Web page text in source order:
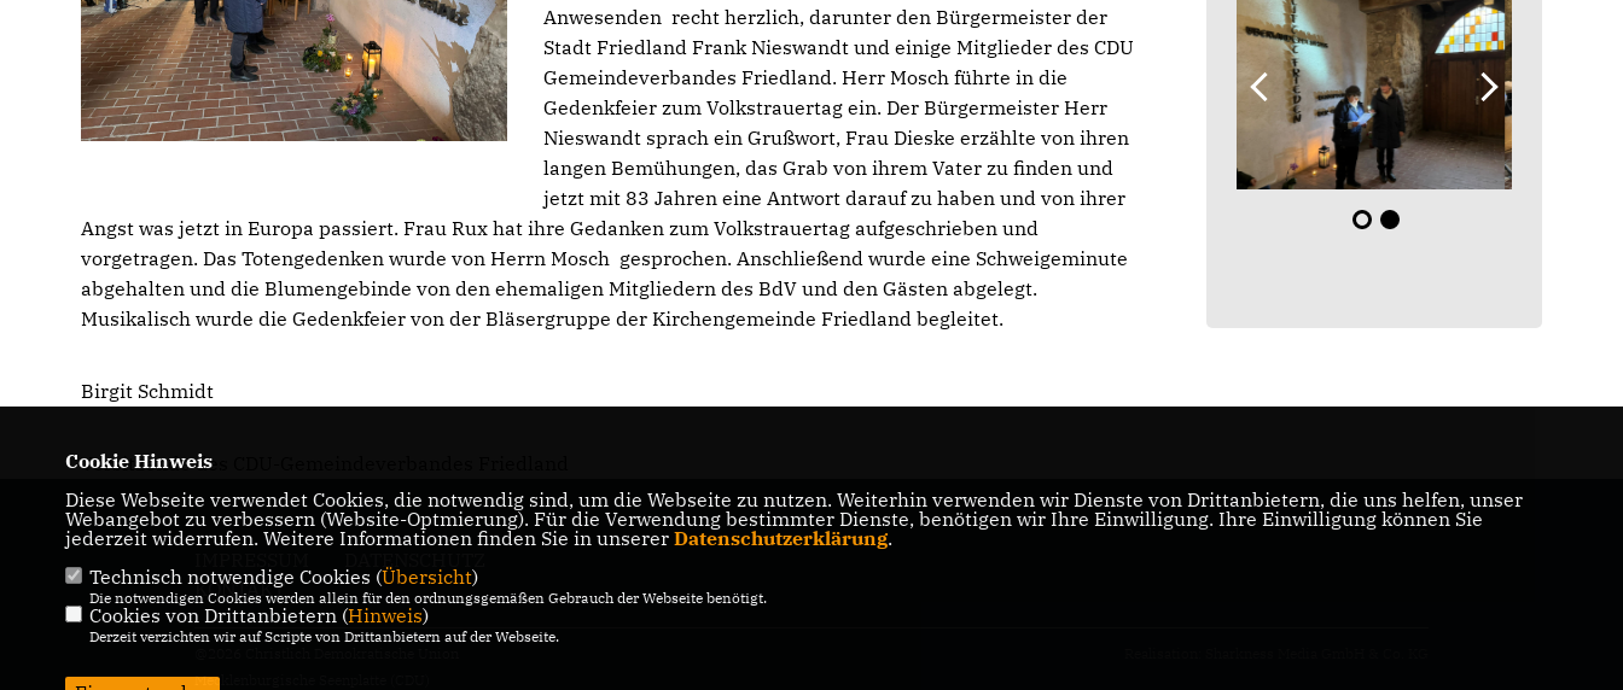
Anwesenden recht herzlich, darunter den Bürgermeister der
Stadt Friedland Frank Nieswandt und einige Mitglieder des CDU
Gemeindeverbandes Friedland. Herr Mosch führte in die
Gedenkfeier zum Volkstrauertag ein. Der Bürgermeister Herr
Nieswandt sprach ein Grußwort, Frau Dieske erzählte von ihren
langen Bemühungen, das Grab von ihrem Vater zu finden und
jetzt mit 83 Jahren eine Antwort darauf zu haben und von ihrer
Angst was jetzt in Europa passiert. Frau Rux hat ihre Gedanken zum Volkstrauertag aufgeschrieben und
vorgetragen. Das Totengedenken wurde von Herrn Mosch gesprochen. Anschließend wurde eine Schweigeminute
abgehalten und die Blumengebinde von den ehemaligen Mitgliedern des BdV und den Gästen abgelegt.
Musikalisch wurde die Gedenkfeier von der Bläsergruppe der Kirchengemeinde Friedland begleitet.
Birgit Schmidt
Vorsitzende des CDU-Gemeindeverbandes Friedland
KONTAKT
Mecklenburgische Seenplatte (CDU)
Cookie Hinweis
Diese Webseite verwendet Cookies, die notwendig sind, um die Webseite zu nutzen. Weiterhin verwenden wir Dienste von Drittanbietern, die uns helfen, unser
Webangebot zu verbessern (Website-Optmierung). Für die Verwendung bestimmter Dienste, benötigen wir Ihre Einwilligung. Ihre Einwilligung können Sie
jederzeit widerrufen. Weitere Informationen finden Sie in unserer Datenschutzerklärung.
Technisch notwendige Cookies (Übersicht)
Die notwendigen Cookies werden allein für den ordnungsgemäßen Gebrauch der Webseite benötigt.
Cookies von Drittanbietern (Hinweis)
Derzeit verzichten wir auf Scripte von Drittanbietern auf der Webseite.